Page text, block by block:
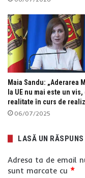
Maia Sandu: „Aderarea
la UE nu mai este un vis,
realitate în curs de
06/07/2025
LASĂ UN RĂSPUNS
Adresa ta de email
sunt marcate cu *